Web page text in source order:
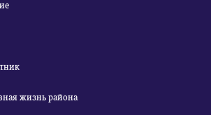
жизнь района